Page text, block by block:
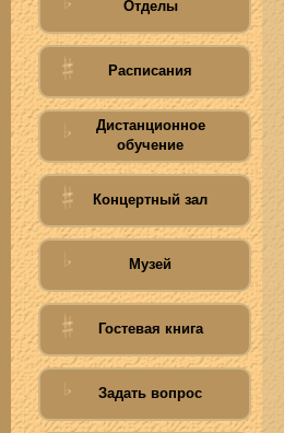
Отделы
Расписания
Дистанционное
обучение
Концертный зал
Музей
Гостевая книга
Задать вопрос